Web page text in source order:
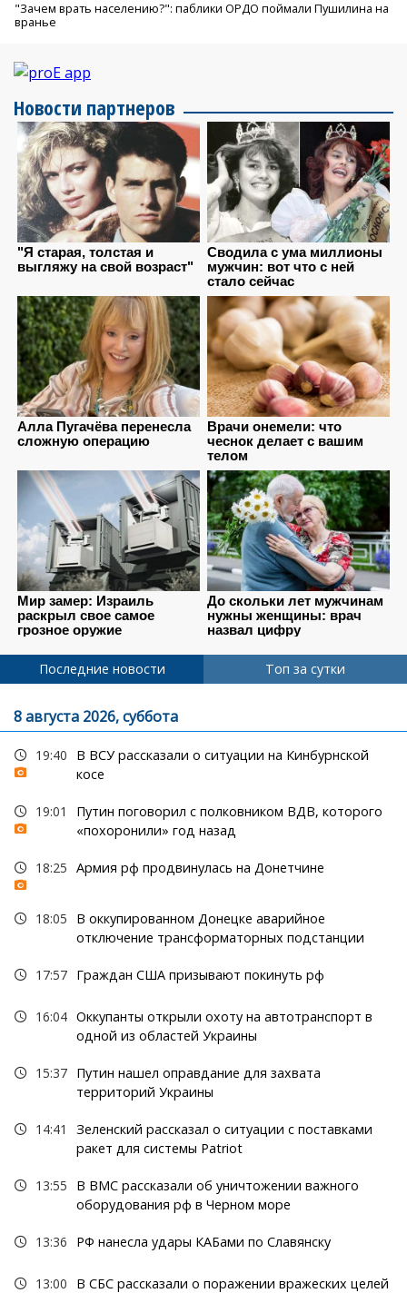
"Зачем врать населению?": паблики ОРДО поймали Пушилина на
вранье
Новости партнеров
Последние новости Топ за сутки
8 августа 2026, суббота
19:40
В ВСУ рассказали о ситуации на Кинбурнской
косе
19:01
Путин поговорил с полковником ВДВ, которого
«похоронили» год назад
18:25 Армия рф продвинулась на Донетчине
18:05
В оккупированном Донецке аварийное
отключение трансформаторных подстанции
17:57 Граждан США призывают покинуть рф
16:04 Оккупанты открыли охоту на автотранспорт в
одной из областей Украины
15:37 Путин нашел оправдание для захвата
территорий Украины
14:41
Зеленский рассказал о ситуации с поставками
ракет для системы Patriot
13:55
В ВМС рассказали об уничтожении важного
оборудования рф в Черном море
13:36 РФ нанесла удары КАБами по Славянску
13:00 В СБС рассказали о поражении вражеских целей